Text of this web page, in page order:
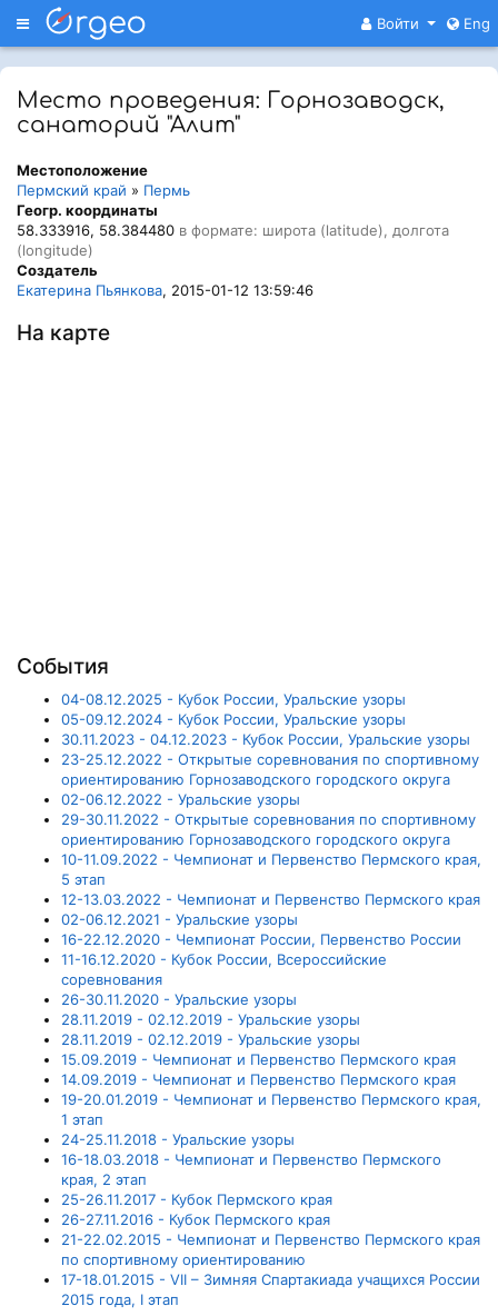
Меню Войти Eng
Место проведения: Горнозаводск,
санаторий "Алит"
Местоположение
Пермский край » Пермь
Геогр. координаты
58.333916, 58.384480 в формате: широта (latitude), долгота
(longitude)
Создатель
Екатерина Пьянкова, 2015-01-12 13:59:46
На карте
События
04-08.12.2025 - Кубок России, Уральские узоры
05-09.12.2024 - Кубок России, Уральские узоры
30.11.2023 - 04.12.2023 - Кубок России, Уральские узоры
23-25.12.2022 - Открытые соревнования по спортивному
ориентированию Горнозаводского городского округа
02-06.12.2022 - Уральские узоры
29-30.11.2022 - Открытые соревнования по спортивному
ориентированию Горнозаводского городского округа
10-11.09.2022 - Чемпионат и Первенство Пермского края,
5 этап
12-13.03.2022 - Чемпионат и Первенство Пермского края
02-06.12.2021 - Уральские узоры
16-22.12.2020 - Чемпионат России, Первенство России
11-16.12.2020 - Кубок России, Всероссийские
соревнования
26-30.11.2020 - Уральские узоры
28.11.2019 - 02.12.2019 - Уральские узоры
28.11.2019 - 02.12.2019 - Уральские узоры
15.09.2019 - Чемпионат и Первенство Пермского края
14.09.2019 - Чемпионат и Первенство Пермского края
19-20.01.2019 - Чемпионат и Первенство Пермского края,
1 этап
24-25.11.2018 - Уральские узоры
16-18.03.2018 - Чемпионат и Первенство Пермского
края, 2 этап
25-26.11.2017 - Кубок Пермского края
26-27.11.2016 - Кубок Пермского края
21-22.02.2015 - Чемпионат и Первенство Пермского края
по спортивному ориентированию
17-18.01.2015 - VII – Зимняя Спартакиада учащихся России
2015 года, I этап